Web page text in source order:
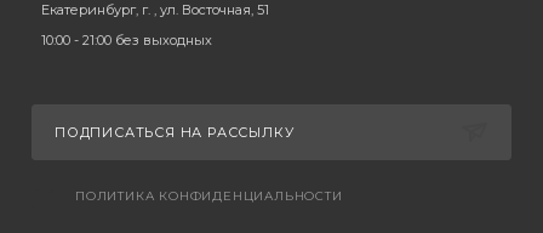
Екатеринбург, г. , ул. Восточная, 51
10:00 - 21:00 без выходных
ПОДПИСАТЬСЯ НА РАССЫЛКУ
ПОЛИТИКА КОНФИДЕНЦИАЛЬНОСТИ